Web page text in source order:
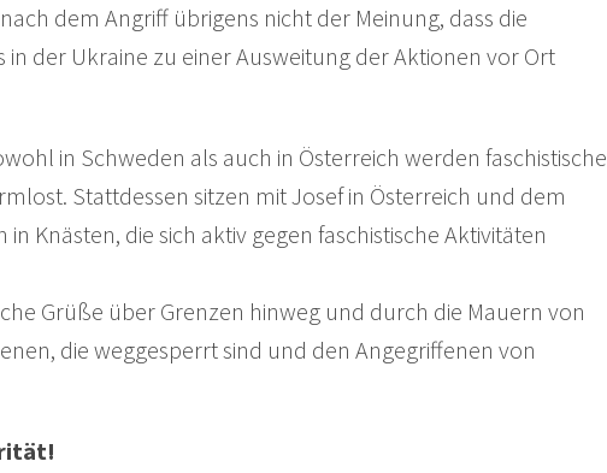
dem Angriff übrigens nicht der Meinung, dass die
der Ukraine zu einer Ausweitung der Aktionen vor Ort
in Schweden als auch in Österreich werden faschistische
Stattdessen sitzen mit Josef in Österreich und dem
Knästen, die sich aktiv gegen faschistische Aktivitäten
Grüße über Grenzen hinweg und durch die Mauern von
die weggesperrt sind und den Angegriffenen von